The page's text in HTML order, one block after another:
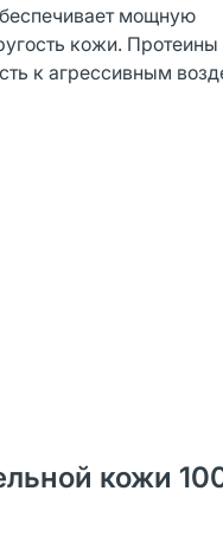
мощную
кожи.
к агрессивным
кожи